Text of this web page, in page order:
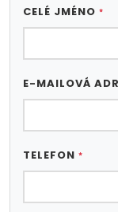
CELÉ JMÉNO *
E-MAILOVÁ
TELEFON *